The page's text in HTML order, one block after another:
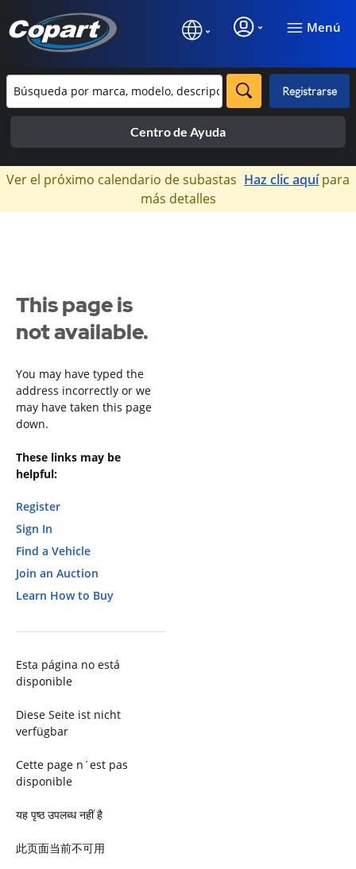
Menú
Registrarse
Centro de Ayuda
×
Ver el próximo calendario de subastas Haz clic aquípara
más detalles
This page is
not available.
You may have typed the
address incorrectly or we
may have taken this page
down.
These links may be
helpful:
Register
Sign In
Find a Vehicle
Join an Auction
Learn How to Buy
Esta página no está
disponible
Diese Seite ist nicht
verfügbar
Cette page n´est pas
disponible
यह पृष्ठ उपलब्ध नहीं है
此页面当前不可用